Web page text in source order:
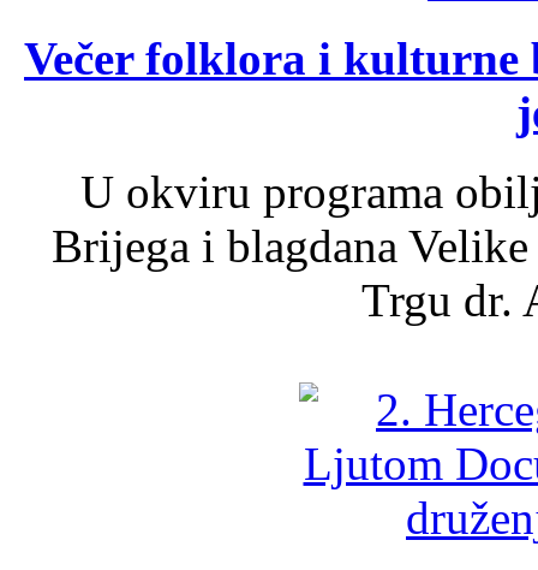
Večer folklora i kulturne
U okviru programa
Brijega i blagdana
Trgu dr.